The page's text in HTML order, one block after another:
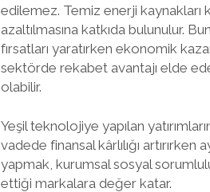
edilemez. Temiz enerji kaynakları
azaltılmasına katkıda bulunulur.
fırsatları yaratırken ekonomik
sektörde rekabet avantajı elde
olabilir.
Yeşil teknolojiye yapılan
vadede finansal kârlılığı
yapmak, kurumsal sosyal
ettiği markalara değer katar.